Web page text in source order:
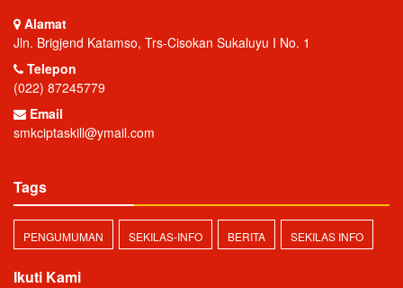
Alamat
Jln. Brigjend Katamso, Trs-Cisokan Sukaluyu I No. 1
Telepon
(022) 87245779
Email
smkciptaskill@ymail.com
Tags
PENGUMUMAN SEKILAS-INFO BERITA SEKILAS INFO
Ikuti Kami